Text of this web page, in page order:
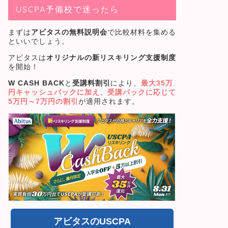
USCPA予備校で迷ったら
まずは アビタスの無料説明会で比較材料を集める
といいでしょう。
アビタスはオリジナルの新リスキリング支援制度
を開始！
W CASH BACK と 受講料割引 により、 最大35万
円キャッシュバック に加え、受講パックに応じて
5万円～7万円の割引 が適用されます。
アビタスのUSCPA